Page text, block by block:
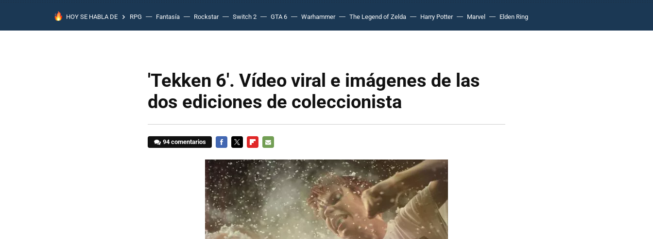
HOY SE HABLA DE RPG Fantasía Rockstar Switch 2 GTA 6 Warhammer The Legend of Zelda Harry Potter Marvel Elden Ring
'Tekken 6'. Vídeo viral e imágenes de las
dos ediciones de coleccionista
94 comentarios
MAIL